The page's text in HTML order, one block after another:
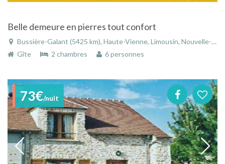
Belle demeure en pierres tout confort
Bussière-Galant (5425 km), Haute-Vienne, Limousin, Nouvelle-Aquitaine, France
Gîte
2 chambres 6 personnes
73€/nuit